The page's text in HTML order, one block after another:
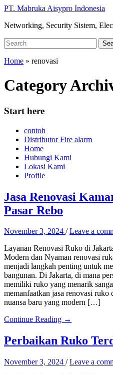
Skip
main
PT. Mabruka Aisypro Indonesia
Networking, Security Sistem,
Search
for:
Home » renovasi
Category
Start here
contoh
Distributor Fire alarm
Home
Hubungi Kami
Lokasi Kami
Profile
Jasa Renovasi
Pasar Rebo
November 3, 2024 /Leave a
Layanan Renovasi Ruko di
Modern dan Nyaman renovasi
menjadi langkah penting untuk
bangunan. Di Jakarta, di mana
memiliki ruko yang menarik
memanfaatkan jasa renovasi
nuansa baru yang modern […]
Continue Reading →
Perbaikan Ruko
November 3, 2024 /Leave a